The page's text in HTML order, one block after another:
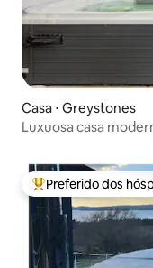
Casa ⋅ Greystones
Luxuosa casa
Entre os melhores
Preferido dos